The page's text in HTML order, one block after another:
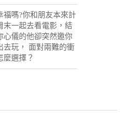
福嗎?你和朋友本來計
末一起去看電影，結
心儀的他卻突然邀你
去玩， 面對兩難的衝
麼選擇？